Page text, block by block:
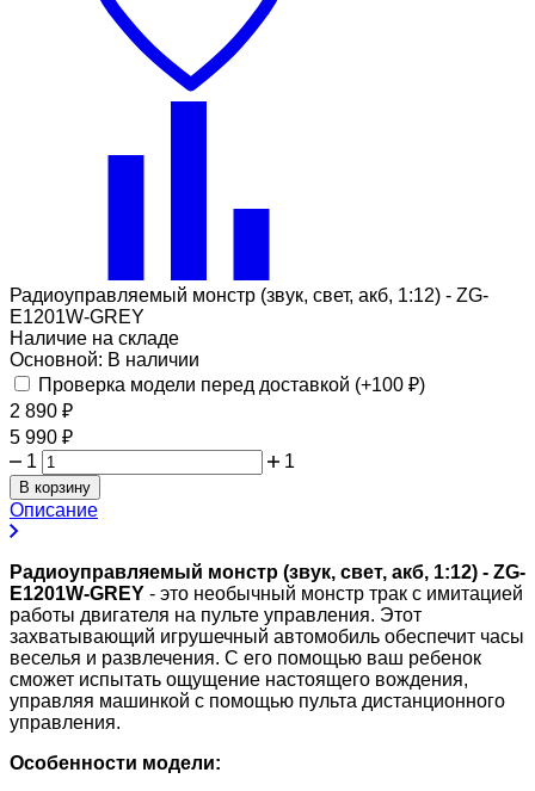
Радиоуправляемый монстр (звук, свет, акб, 1:12) - ZG-
E1201W-GREY
Наличие на складе
Основной: В наличии
Проверка модели перед доставкой (+100 ₽)
2 890 ₽
5 990 ₽
1
1
В корзину
Описание
Радиоуправляемый монстр (звук, свет, акб, 1:12) - ZG-
E1201W-GREY - это необычный монстр трак с имитацией
работы двигателя на пульте управления. Этот
захватывающий игрушечный автомобиль обеспечит часы
веселья и развлечения. С его помощью ваш ребенок
сможет испытать ощущение настоящего вождения,
управляя машинкой с помощью пульта дистанционного
управления.
Особенности модели: